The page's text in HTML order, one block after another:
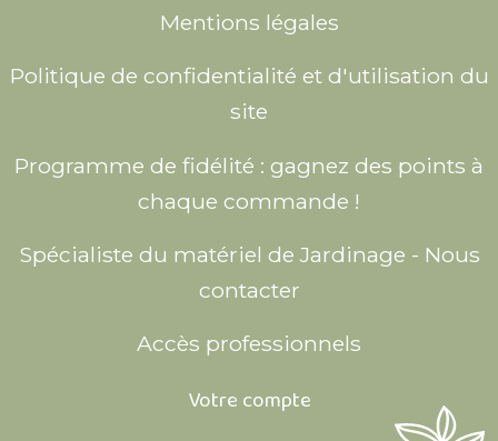
Mentions légales
Politique de confidentialité et d'utilisation du
site
Programme de fidélité : gagnez des points à
chaque commande !
Spécialiste du matériel de Jardinage - Nous
contacter
Accès professionnels
Votre compte